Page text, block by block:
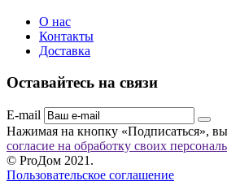
О нас
Контакты
Доставка
Оставайтесь на связи
E-mail
Нажимая на кнопку «Подписаться», вы
согласие на обработку своих
© ProДом 2021.
Пользовательское соглашение